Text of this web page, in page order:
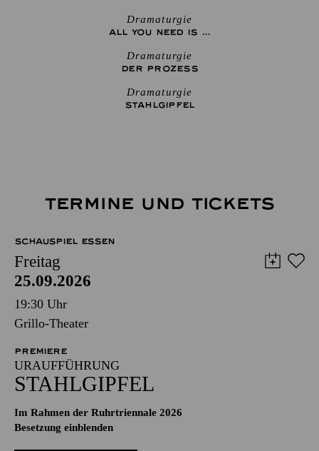
Dramaturgie
ALL YOU NEED IS ...
Dramaturgie
DER PROZESS
Dramaturgie
STAHLGIPFEL
TERMINE UND TICKETS
SCHAUSPIEL ESSEN
Freitag
25.09.2026
19:30 Uhr
Grillo-Theater
PREMIERE
URAUFFÜHRUNG
STAHLGIPFEL
Im Rahmen der Ruhrtriennale 2026
Besetzung einblenden